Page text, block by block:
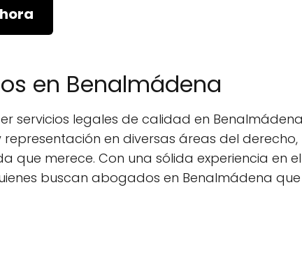
en Benalmádena
servicios legales de calidad en
en diversas áreas del derecho,
merece. Con una sólida experiencia en
buscan abogados en Benalmádena